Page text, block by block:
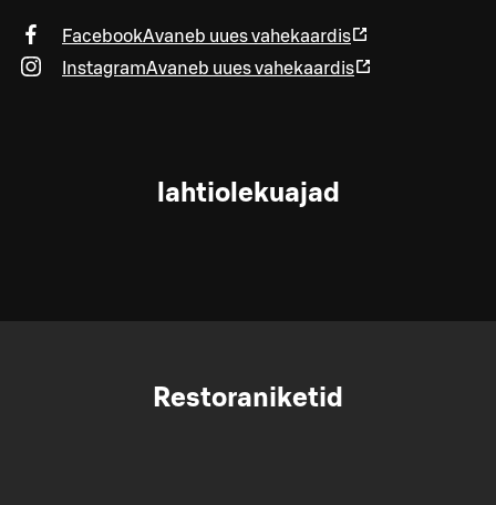
FacebookAvaneb uues vahekaardis
InstagramAvaneb uues vahekaardis
lahtiolekuajad
Restoraniketid